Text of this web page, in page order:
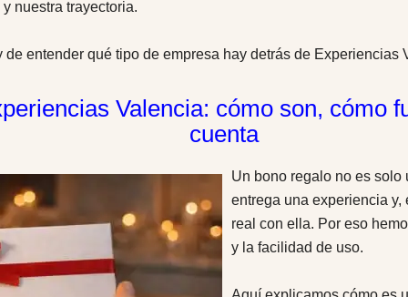
nuestra trayectoria.
entender qué tipo de empresa hay detrás de Experiencias
Valencia: cómo son, cómo
cuenta
Un bono regalo no es solo
entrega una experiencia
real con ella. Por eso
y la facilidad de uso.